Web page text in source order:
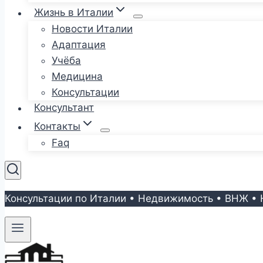
Жизнь в Италии
Новости Италии
Адаптация
Учёба
Медицина
Консультации
Консультант
Контакты
Faq
Консультации по Италии • Недвижимость • ВНЖ •